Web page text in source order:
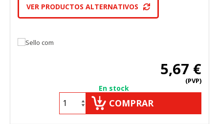
VER PRODUCTOS ALTERNATIVOS
5,67 €
(PVP)
En stock
COMPRAR